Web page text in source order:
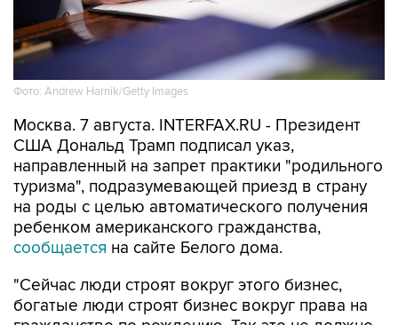
Фото: Andrew Harnik/Getty Images
Москва. 7 августа. INTERFAX.RU - Президент
США Дональд Трамп подписал указ,
направленный на запрет практики "родильного
туризма", подразумевающей приезд в страну
на роды с целью автоматического получения
ребенком американского гражданства,
сообщается на сайте Белого дома.
"Сейчас люди строят вокруг этого бизнес,
богатые люди строят бизнес вокруг права на